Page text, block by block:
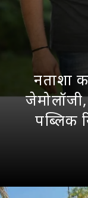
नताशा
पब्लिक